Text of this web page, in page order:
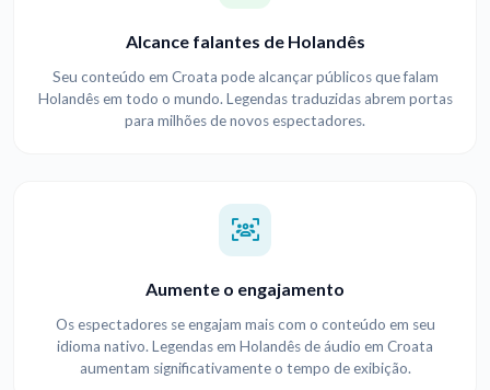
Alcance falantes de Holandês
Seu conteúdo em Croata pode alcançar públicos que falam
Holandês em todo o mundo. Legendas traduzidas abrem portas
para milhões de novos espectadores.
Aumente o engajamento
Os espectadores se engajam mais com o conteúdo em seu
idioma nativo. Legendas em Holandês de áudio em Croata
aumentam significativamente o tempo de exibição.